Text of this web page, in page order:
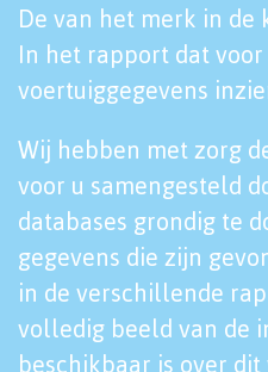
De van het merk in
In het rapport dat
voertuiggegevens
Wij hebben met zorg
voor u samengesteld
databases grondig te
gegevens die zijn
in de verschillende
volledig beeld van de
beschikbaar is over